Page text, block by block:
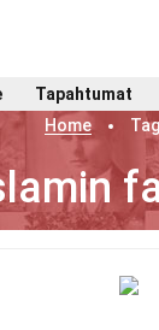
Tapahtumat
Home